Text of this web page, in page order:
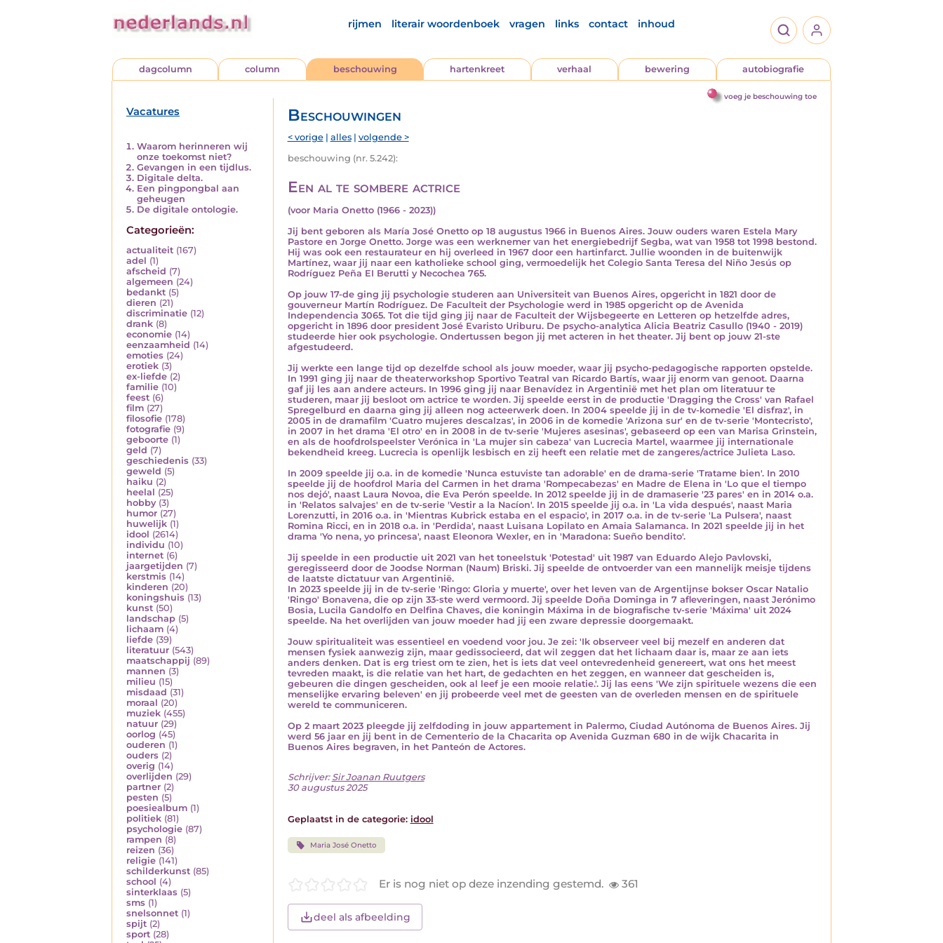
rijmen literair woordenboek vragen links contact inhoud
dagcolumn column beschouwing hartenkreet verhaal bewering autobiografie
voeg je beschouwing toe
Vacatures
Waarom herinneren wij
onze toekomst niet?
Gevangen in een tijdlus.
Digitale delta.
Een pingpongbal aan
geheugen
De digitale ontologie.
Categorieën:
actualiteit (167)
adel (1)
afscheid (7)
algemeen (24)
bedankt (5)
dieren (21)
discriminatie (12)
drank (8)
economie (14)
eenzaamheid (14)
emoties (24)
erotiek (3)
ex-liefde (2)
familie (10)
feest (6)
film (27)
filosofie (178)
fotografie (9)
geboorte (1)
geld (7)
geschiedenis (33)
geweld (5)
haiku (2)
heelal (25)
hobby (3)
humor (27)
huwelijk (1)
idool (2614)
individu (10)
internet (6)
jaargetijden (7)
kerstmis (14)
kinderen (20)
koningshuis (13)
kunst (50)
landschap (5)
lichaam (4)
liefde (39)
literatuur (543)
maatschappij (89)
mannen (3)
milieu (15)
misdaad (31)
moraal (20)
muziek (455)
natuur (29)
oorlog (45)
ouderen (1)
ouders (2)
overig (14)
overlijden (29)
partner (2)
pesten (5)
poesiealbum (1)
politiek (81)
psychologie (87)
rampen (8)
reizen (36)
religie (141)
schilderkunst (85)
school (4)
sinterklaas (5)
sms (1)
snelsonnet (1)
spijt (2)
sport (28)
Beschouwingen
< vorige| alles| volgende >
beschouwing (nr. 5.242):
Een al te sombere actrice
(voor Maria Onetto (1966 - 2023))
Jij bent geboren als María José Onetto op 18 augustus 1966 in Buenos Aires. Jouw ouders waren Estela Mary
Pastore en Jorge Onetto. Jorge was een werknemer van het energiebedrijf Segba, wat van 1958 tot 1998 bestond.
Hij was ook een restaurateur en hij overleed in 1967 door een hartinfarct. Jullie woonden in de buitenwijk
Martínez, waar jij naar een katholieke school ging, vermoedelijk het Colegio Santa Teresa del Niño Jesús op
Rodríguez Peña EI Berutti y Necochea 765.
Op jouw 17-de ging jij psychologie studeren aan Universiteit van Buenos Aires, opgericht in 1821 door de
gouverneur Martín Rodríguez. De Faculteit der Psychologie werd in 1985 opgericht op de Avenida
Independencia 3065. Tot die tijd ging jij naar de Faculteit der Wijsbegeerte en Letteren op hetzelfde adres,
opgericht in 1896 door president José Evaristo Uriburu. De psycho-analytica Alicia Beatriz Casullo (1940 - 2019)
studeerde hier ook psychologie. Ondertussen begon jij met acteren in het theater. Jij bent op jouw 21-ste
afgestudeerd.
Jij werkte een lange tijd op dezelfde school als jouw moeder, waar jij psycho-pedagogische rapporten opstelde.
In 1991 ging jij naar de theaterworkshop Sportivo Teatral van Ricardo Bartís, waar jij enorm van genoot. Daarna
gaf jij les aan andere acteurs. In 1996 ging jij naar Benavídez in Argentinië met het plan om literatuur te
studeren, maar jij besloot om actrice te worden. Jij speelde eerst in de productie 'Dragging the Cross' van Rafael
Spregelburd en daarna ging jij alleen nog acteerwerk doen. In 2004 speelde jij in de tv-komedie 'El disfraz', in
2005 in de dramafilm 'Cuatro mujeres descalzas', in 2006 in de komedie 'Arizona sur' en de tv-serie 'Montecristo',
in 2007 in het drama 'El otro' en in 2008 in de tv-serie 'Mujeres asesinas', gebaseerd op een van Marisa Grinstein,
en als de hoofdrolspeelster Verónica in 'La mujer sin cabeza' van Lucrecia Martel, waarmee jij internationale
bekendheid kreeg. Lucrecia is openlijk lesbisch en zij heeft een relatie met de zangeres/actrice Julieta Laso.
In 2009 speelde jij o.a. in de komedie 'Nunca estuviste tan adorable' en de drama-serie 'Tratame bien'. In 2010
speelde jij de hoofdrol Maria del Carmen in het drama 'Rompecabezas' en Madre de Elena in 'Lo que el tiempo
nos dejó', naast Laura Novoa, die Eva Perón speelde. In 2012 speelde jij in de dramaserie '23 pares' en in 2014 o.a.
in 'Relatos salvajes' en de tv-serie 'Vestir a la Nacíon'. In 2015 speelde jij o.a. in 'La vida después', naast Maria
Lorenzutti, in 2016 o.a. in 'Mientras Kubrick estaba en el espacio', in 2017 o.a. in de tv-serie 'La Pulsera', naast
Romina Ricci, en in 2018 o.a. in 'Perdida', naast Luisana Lopilato en Amaia Salamanca. In 2021 speelde jij in het
drama 'Yo nena, yo princesa', naast Eleonora Wexler, en in 'Maradona: Sueño bendito'.
Jij speelde in een productie uit 2021 van het toneelstuk 'Potestad' uit 1987 van Eduardo Alejo Pavlovski,
geregisseerd door de Joodse Norman (Naum) Briski. Jij speelde de ontvoerder van een mannelijk meisje tijdens
de laatste dictatuur van Argentinië.
In 2023 speelde jij in de tv-serie 'Ringo: Gloria y muerte', over het leven van de Argentijnse bokser Oscar Natalio
'Ringo' Bonavena, die op zijn 33-ste werd vermoord. Jij speelde Doña Dominga in 7 afleveringen, naast Jerónimo
Bosia, Lucila Gandolfo en Delfina Chaves, die koningin Máxima in de biografische tv-serie 'Máxima' uit 2024
speelde. Na het overlijden van jouw moeder had jij een zware depressie doorgemaakt.
Jouw spiritualiteit was essentieel en voedend voor jou. Je zei: 'Ik observeer veel bij mezelf en anderen dat
mensen fysiek aanwezig zijn, maar gedissocieerd, dat wil zeggen dat het lichaam daar is, maar ze aan iets
anders denken. Dat is erg triest om te zien, het is iets dat veel ontevredenheid genereert, wat ons het meest
tevreden maakt, is die relatie van het hart, de gedachten en het zeggen, en wanneer dat gescheiden is,
gebeuren die dingen gescheiden, ook al leef je een mooie relatie.'. Jij las eens 'We zijn spirituele wezens die een
menselijke ervaring beleven' en jij probeerde veel met de geesten van de overleden mensen en de spirituele
wereld te communiceren.
Op 2 maart 2023 pleegde jij zelfdoding in jouw appartement in Palermo, Ciudad Autónoma de Buenos Aires. Jij
werd 56 jaar en jij bent in de Cementerio de la Chacarita op Avenida Guzman 680 in de wijk Chacarita in
Buenos Aires begraven, in het Panteón de Actores.
Schrijver: Sir Joanan Ruutgers
30 augustus 2025
Geplaatst in de categorie: idool
Maria José Onetto
Er is nog niet op deze inzending gestemd. 361
deel als afbeelding